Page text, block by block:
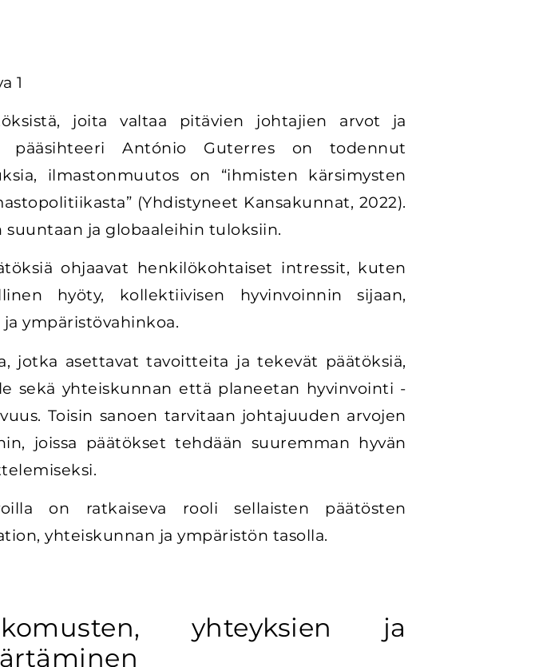
1
joita valtaa pitävien johtajien arvot ja
pääsihteeri António Guterres on todennut
ilmastonmuutos on
“ihmisten kärsimysten
(Yhdistyneet Kansakunnat, 2022).
ja globaaleihin tuloksiin.
ohjaavat henkilökohtaiset intressit, kuten
hyöty, kollektiivisen hyvinvoinnin sijaan,
ympäristövahinkoa.
jotka asettavat tavoitteita ja tekevät päätöksiä,
sekä yhteiskunnan että planeetan hyvinvointi -
Toisin sanoen tarvitaan johtajuuden arvojen
joissa päätökset tehdään suuremman hyvän
on ratkaiseva rooli sellaisten päätösten
yhteiskunnan ja ympäristön tasolla.
yhteyksien ja